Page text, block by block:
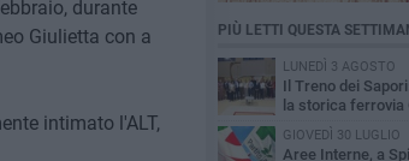
durante
Giulietta con a
intimato l'ALT,
PIÙ LETTI QUESTA
LUNEDÌ 3 AGOSTO
Il Treno dei
la storica ferrovia
Rocchetta Sant’Antonio
GIOVEDÌ 30 LUGLIO
Aree Interne, a